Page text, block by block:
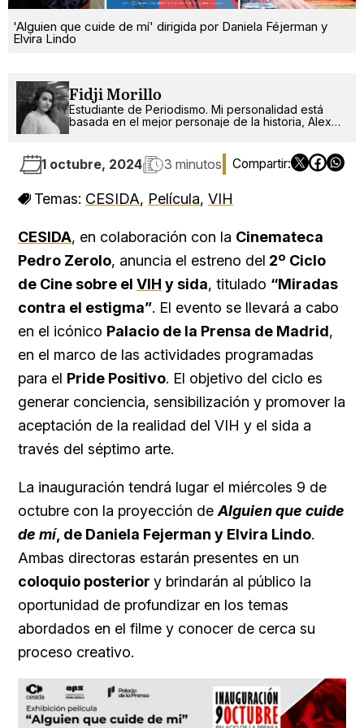
'Alguien que cuide de mí' dirigida por Daniela Féjerman y
Elvira Lindo
Fidji Morillo
Estudiante de Periodismo. Mi personalidad está
basada en el mejor personaje de la historia, Alex
1 octubre, 2024 3 minutos
Temas: CESIDA, Película, VIH
CESIDA, en colaboración con la Cinemateca
Pedro Zerolo, anuncia el estreno del 2º Ciclo
de Cine sobre el VIH y sida, titulado “Miradas
contra el estigma”. El evento se llevará a cabo
en el icónico Palacio de la Prensa de Madrid,
en el marco de las actividades programadas
para el Pride Positivo. El objetivo del ciclo es
generar conciencia, sensibilización y promover la
aceptación de la realidad del VIH y el sida a
través del séptimo arte.
La inauguración tendrá lugar el miércoles 9 de
octubre con la proyección de Alguien que cuide
de mí, de Daniela Fejerman y Elvira Lindo.
Ambas directoras estarán presentes en un
coloquio posterior y brindarán al público la
oportunidad de profundizar en los temas
abordados en el filme y conocer de cerca su
proceso creativo.